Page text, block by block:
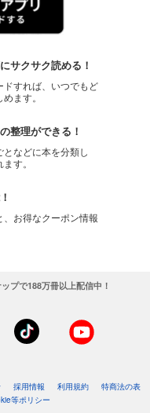
サクサク読める！
ドすれば、いつでもど
ます。
整理ができる！
などに本を分類し
す。
お得なクーポン情報
プで188万冊以上配信中！
採用情報 利用規約
特商法の表
等ポリシー